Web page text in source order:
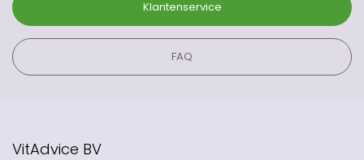
Klantenservice
FAQ
VitAdvice BV